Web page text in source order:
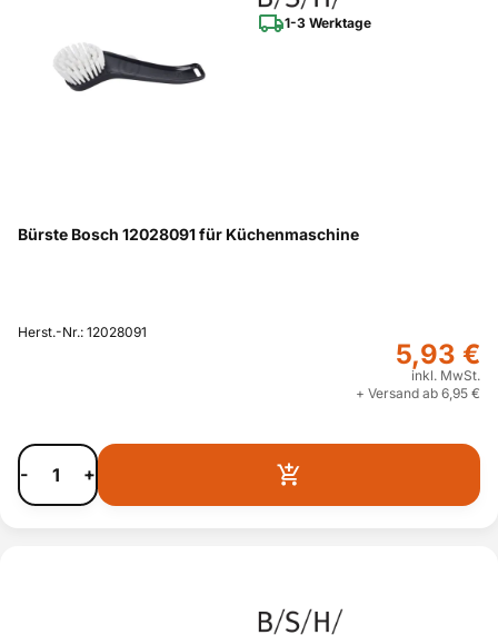
1-3 Werktage
Bürste Bosch 12028091 für Küchenmaschine
Herst.-Nr.: 12028091
5,93 €
inkl. MwSt.
+ Versand ab 6,95 €
- +